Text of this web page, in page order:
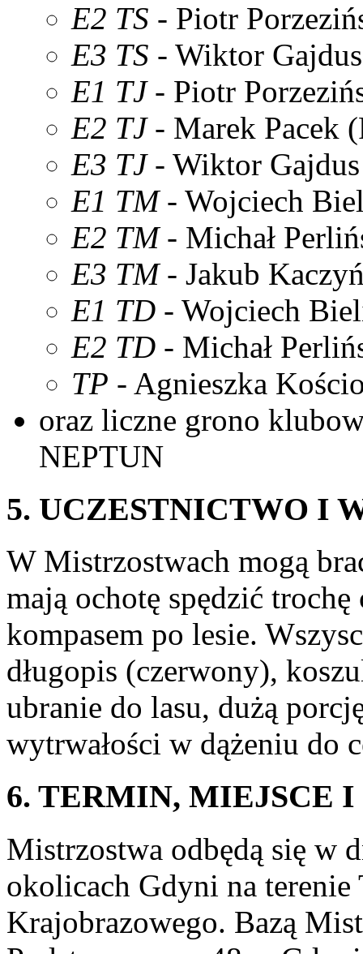
E2 TS - Piotr
E3 TS - Wiktor
E1 TJ- Piotr
E2 TJ- Marek Pacek
E3 TJ- Wiktor
E1 TM- Wojciech
E2 TM- Michał
E3 TM- Jakub
E1 TD - Wojciech
E2 TD - Michał
TP - Agnieszka
oraz liczne grono
NEPTUN
5. UCZESTNICTWO I
W Mistrzostwach mogą
mają ochotę spędzić trochę
kompasem po lesie.
długopis (czerwony),
ubranie do lasu, dużą
wytrwałości w dążeniu do
6. TERMIN, MIEJSCE
Mistrzostwa odbędą się w
okolicach Gdyni na
Krajobrazowego. Bazą